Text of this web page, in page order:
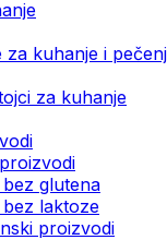
za kuhanje i
za kuhanje
glutena
laktoze
proizvodi